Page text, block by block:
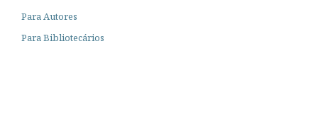
Para Autores
Para Bibliotecários